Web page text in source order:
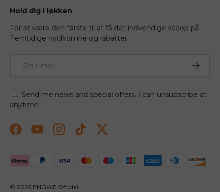
Hold dig i løkken
For at være den første til at få det indvendige scoop på
fremtidige nytilkomne og rabatter.
Abonner
Send me news and special offers. I can unsubscribe at
anytime.
FacebookYouTubeInstagramTikTokTwitter
Betalingsmetoder accepteres
© 2026 ENGWE Official